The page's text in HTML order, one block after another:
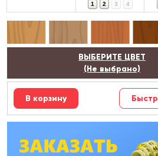
1 2 3 4
ВЫБЕРИТЕ ЦВЕТ
(Не выбрано)